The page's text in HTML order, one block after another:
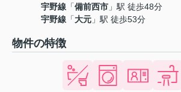
宇野線 「備前西市 」駅 徒歩48分
宇野線 「大元 」駅 徒歩53分
物件の特徴